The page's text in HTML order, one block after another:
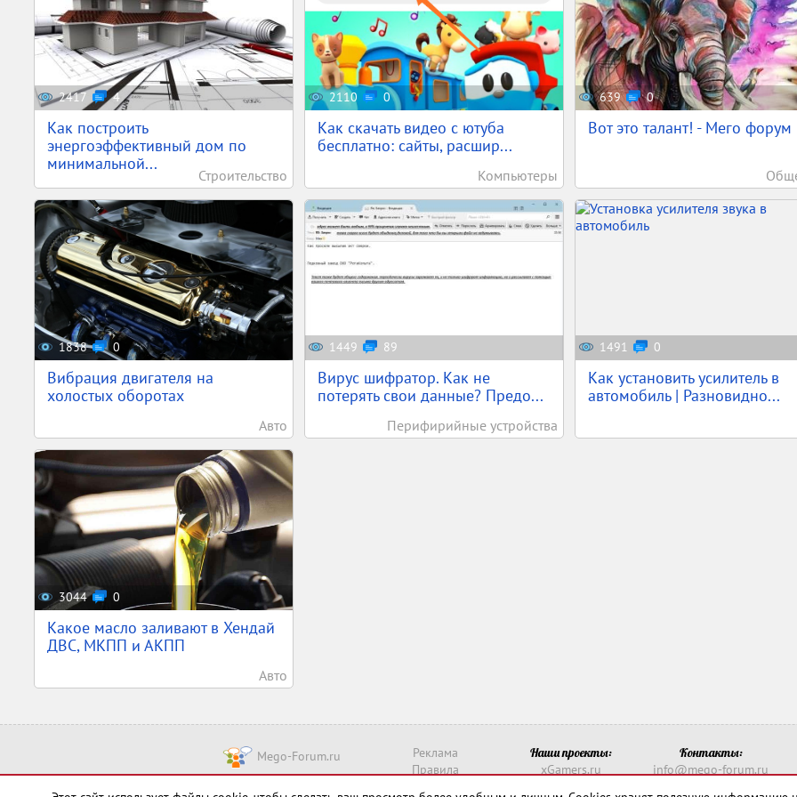
2417 4
Как построить
энергоэффективный дом по
минимальной...
Строительство
2110 0
Как скачать видео с ютуба
бесплатно: сайты, расшир...
Компьютеры
639 0
Вот это талант! - Мего форум
1838 0
Вибрация двигателя на
холостых оборотах
Авто
1449 89
Вирус шифратор. Как не
потерять свои данные? Предо...
Перифирийные устройства
1491 0
Как установить усилитель в
автомобиль | Разновидно...
3044 0
Какое масло заливают в Хендай
ДВС, МКПП и АКПП
Авто
Mego-Forum.ru
Реклама
Правила
Наши проекты:
xGamers.ru
Контакты:
info@mego-forum.ru